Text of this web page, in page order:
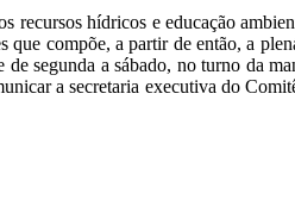
hídricos e educação
compõe, a partir de então, a
de segunda a sábado, no turno da
a secretaria executiva do